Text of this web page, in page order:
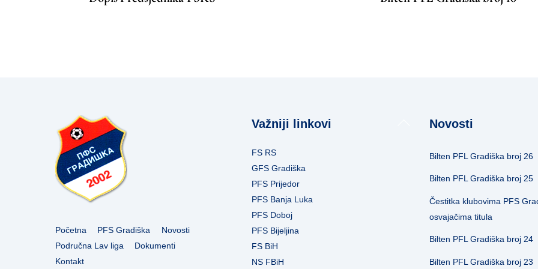
Početna PFS Gradiška
Novosti
Područna Lav liga
Dokumenti
Kontakt
Važniji linkovi
FS RS
GFS Gradiška
PFS Prijedor
PFS Banja Luka
PFS Doboj
PFS Bijeljina
FS BiH
NS FBiH
Novosti
Bilten PFL Gradiška broj 26
Bilten PFL Gradiška broj 25
Čestitka klubovima PFS
osvajačima titula
Bilten PFL Gradiška broj 24
Bilten PFL Gradiška broj 23